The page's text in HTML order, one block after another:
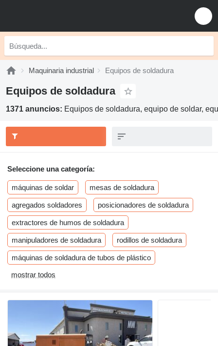
Maquinaria industrial Equipos de soldadura
Equipos de soldadura
1371 anuncios: Equipos de soldadura, equipo de soldar,
Seleccione una categoría:
máquinas de soldar mesas de soldadura
agregados soldadores posicionadores de soldadura
extractores de humos de soldadura
manipuladores de soldadura rodillos de soldadura
máquinas de soldadura de tubos de plástico
mostrar todos